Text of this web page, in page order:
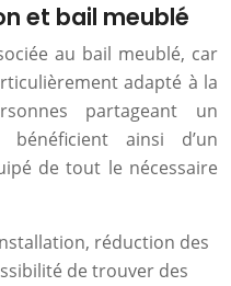
et bail meublé
au bail meublé, car
adapté à la
partageant un
bénéficient ainsi d’un
de tout le nécessaire
réduction des
de trouver des